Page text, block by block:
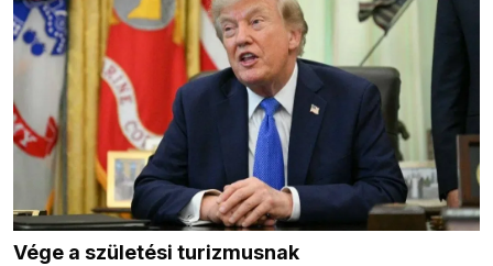
Vége a születési turizmusnak